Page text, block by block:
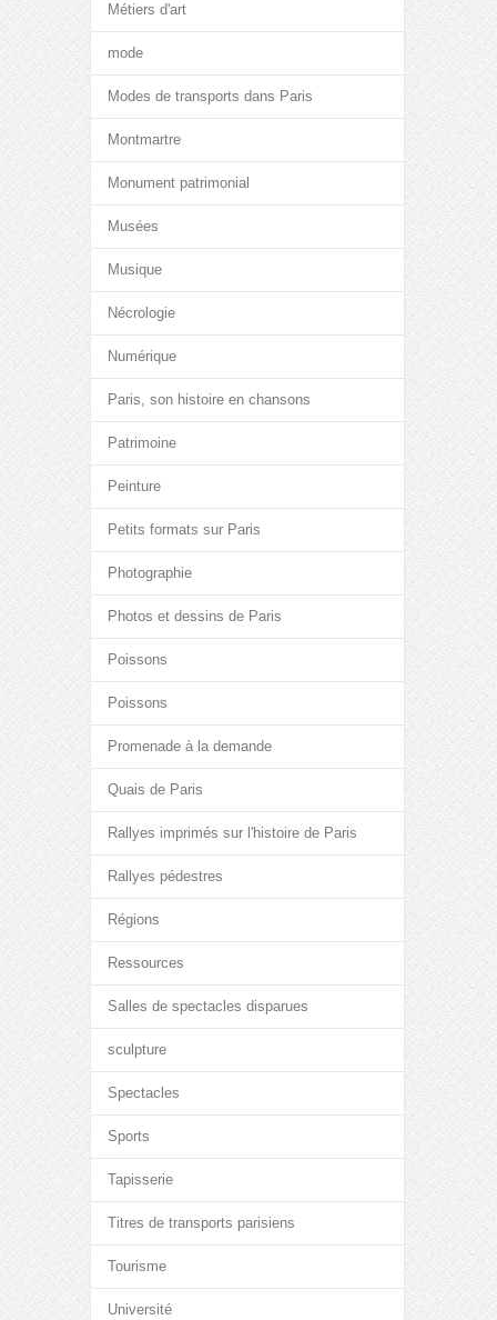
Métiers d'art
mode
Modes de transports dans Paris
Montmartre
Monument patrimonial
Musées
Musique
Nécrologie
Numérique
Paris, son histoire en chansons
Patrimoine
Peinture
Petits formats sur Paris
Photographie
Photos et dessins de Paris
Poissons
Poissons
Promenade à la demande
Quais de Paris
Rallyes imprimés sur l'histoire de Paris
Rallyes pédestres
Régions
Ressources
Salles de spectacles disparues
sculpture
Spectacles
Sports
Tapisserie
Titres de transports parisiens
Tourisme
Université